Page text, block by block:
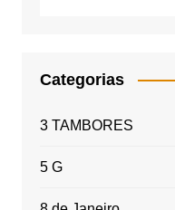
Categorias
3 TAMBORES
5 G